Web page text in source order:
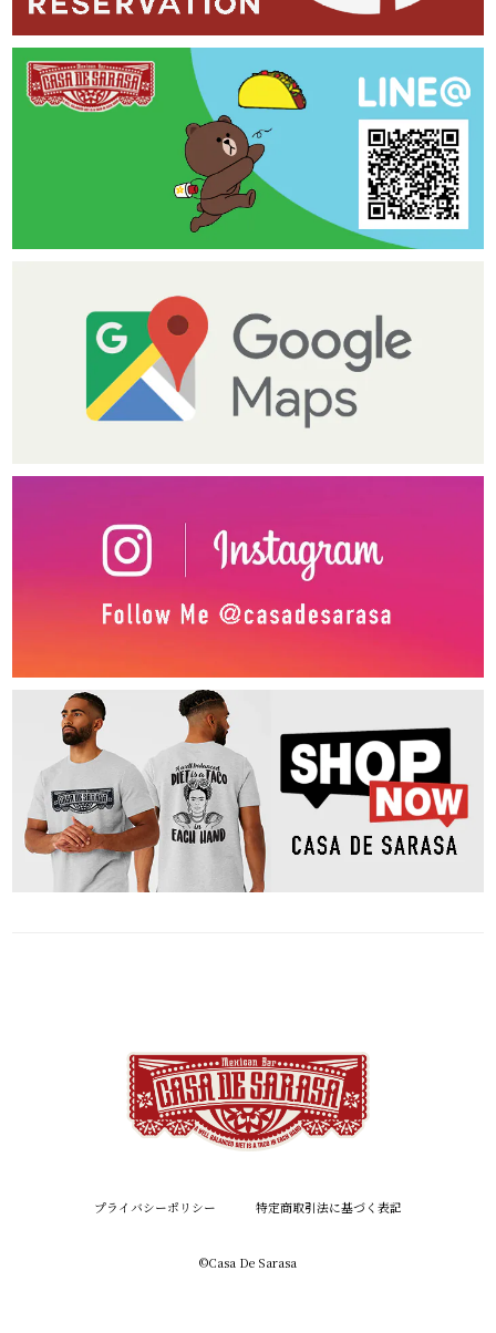
プライバシーポリシー 特定商取引法に基づく表記
©︎Casa De Sarasa